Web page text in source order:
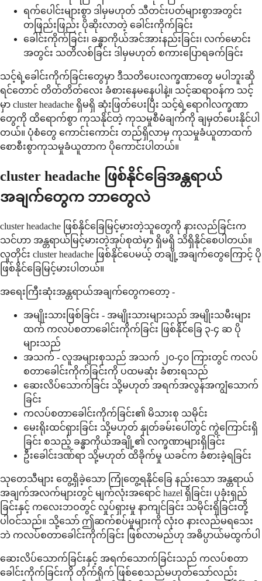
ရက်ပေါင်းများစွာ ဒါမှမဟုတ် သီတင်းပတ်များစွာအတွင်း
တဖြည်းဖြည်း ပိုဆိုးလာတဲ့ ခေါင်းကိုက်ခြင်း
ခေါင်းကိုက်ခြင်း၊ ခန္ဓာကိုယ်အင်အားနည်းခြင်း၊ လက်မောင်း
အတွင်း သတိလစ်ခြင်း ဒါမှမဟုတ် စကားပြောရခက်ခြင်း
သင့်ရဲ့ခေါင်းကိုက်ခြင်းတွေမှာ ဒီသတိပေးလက္ခဏာတွေ မပါဘူးဆို
ရင်တောင် တိတ်တိတ်လေး ခံစားနေမနေပါနဲ့။ သင့်ဆရာဝန်က သင့်
မှာ cluster headache ရှိမရှိ ဆုံးဖြတ်ပေးပြီး သင့်ရဲ့ရောဂါလက္ခဏာ
တွေကို ထိရောက်စွာ ကုသနိုင်တဲ့ ကုသမှုစီမံချက်ကို ချမှတ်ပေးနိုင်ပါ
တယ်။ ပုံစံတွေ ကောင်းကောင်း တည်ရှိလာမှ ကုသမှုခံယူတာထက်
စောစီးစွာကုသမှုခံယူတာက ပိုကောင်းပါတယ်။
cluster headache ဖြစ်နိုင်ခြေအန္တရာယ်
အချက်တွေက ဘာတွေလဲ
cluster headache ဖြစ်နိုင်ခြေမြင့်မားတဲ့သူတွေကို နားလည်ခြင်းက
သင်ဟာ အန္တရာယ်မြင့်မားတဲ့အုပ်စုထဲမှာ ရှိမရှိ သိရှိနိုင်စေပါတယ်။
လူတိုင်း cluster headache ဖြစ်နိုင်ပေမယ့် တချို့အချက်တွေကြောင့် ပို
ဖြစ်နိုင်ခြေမြင့်မားပါတယ်။
အရေးကြီးဆုံးအန္တရာယ်အချက်တွေကတော့ -
အမျိုးသားဖြစ်ခြင်း - အမျိုးသားများသည် အမျိုးသမီးများ
ထက် ကလပ်စတာခေါင်းကိုက်ခြင်း ဖြစ်နိုင်ခြေ ၃-၄ ဆ ပို
များသည်
အသက် - လူအများစုသည် အသက် ၂၀-၄၀ ကြားတွင် ကလပ်
စတာခေါင်းကိုက်ခြင်းကို ပထမဆုံး ခံစားရသည်
ဆေးလိပ်သောက်ခြင်း သို့မဟုတ် အရက်အလွန်အကျွံသောက်
ခြင်း
ကလပ်စတာခေါင်းကိုက်ခြင်း၏ မိသားစု သမိုင်း
မေးရိုးထင်ရှားခြင်း သို့မဟုတ် နှုတ်ခမ်းပေါ်တွင် ကွဲကြောင်းရှိ
ခြင်း စသည့် ခန္ဓာကိုယ်အချို့၏ လက္ခဏာများရှိခြင်း
ဦးခေါင်းဒဏ်ရာ သို့မဟုတ် ထိခိုက်မှု ယခင်က ခံစားခဲ့ရခြင်း
သုတေသီများ တွေ့ရှိခဲ့သော ကြုံတွေ့ရနိုင်ခြေ နည်းသော အန္တရာယ်
အချက်အလက်များတွင် မျက်လုံးအရောင် hazel ရှိခြင်း၊ ပုခုံးရှည်
ခြင်းနှင့် ကလေးဘဝတွင် လှုပ်ရှားမှု နာကျင်ခြင်း သမိုင်းရှိခြင်းတို့
ပါဝင်သည်။ သို့သော် ဤဆက်စပ်မှုများကို လုံးဝ နားလည်မရသေး
ဘဲ ကလပ်စတာခေါင်းကိုက်ခြင်း ဖြစ်လာမည်ဟု အဓိပ္ပာယ်မထွက်ပါ
ဆေးလိပ်သောက်ခြင်းနှင့် အရက်သောက်ခြင်းသည် ကလပ်စတာ
ခေါင်းကိုက်ခြင်းကို တိုက်ရိုက် ဖြစ်စေသည်မဟုတ်သော်လည်း